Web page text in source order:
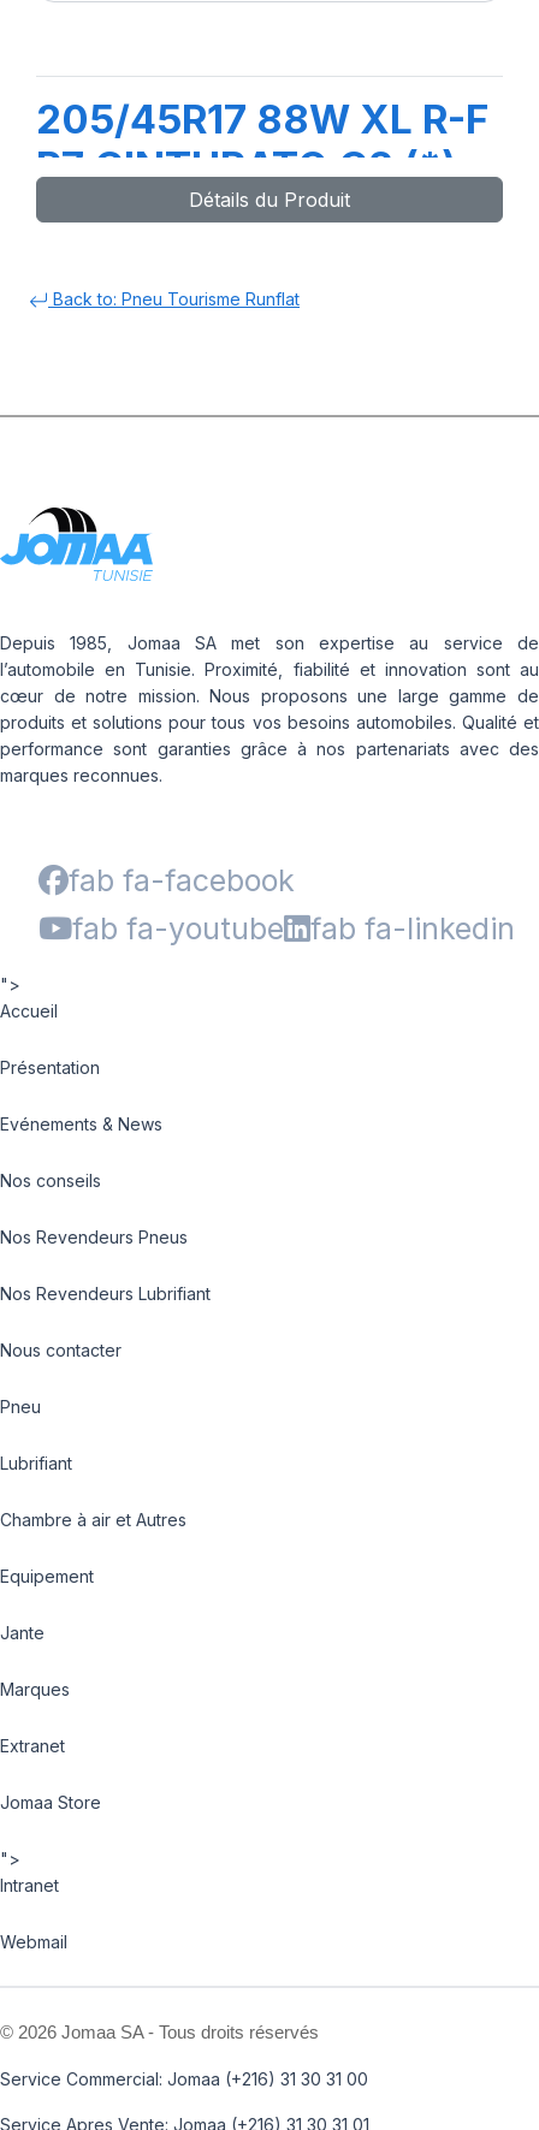
205/45R17 88W XL R-F
P7 CINTURATO C2 (*)
Détails du Produit
Back to: Pneu Tourisme Runflat
Depuis 1985, Jomaa SA met son expertise au service de
l’automobile en Tunisie. Proximité, fiabilité et innovation sont au
cœur de notre mission. Nous proposons une large gamme de
produits et solutions pour tous vos besoins automobiles. Qualité et
performance sont garanties grâce à nos partenariats avec des
marques reconnues.
fab fa-facebook
fab fa-youtube
fab fa-linkedin
">
Accueil
Présentation
Evénements & News
Nos conseils
Nos Revendeurs Pneus
Nos Revendeurs Lubrifiant
Nous contacter
Pneu
Lubrifiant
Chambre à air et Autres
Equipement
Jante
Marques
Extranet
Jomaa Store
">
Intranet
Webmail
© 2026 Jomaa SA - Tous droits réservés
Service Commercial: Jomaa (+216) 31 30 31 00
Service Apres Vente: Jomaa (+216) 31 30 31 01